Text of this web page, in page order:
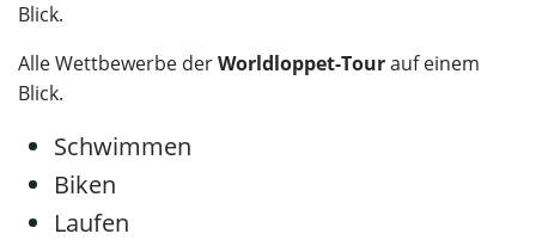
Blick.
Alle Wettbewerbe derWorldloppet-Tourauf einem
Blick.
Schwimmen
Biken
Laufen